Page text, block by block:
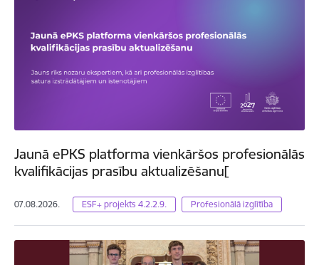
Jaunā ePKS platforma vienkāršos profesionālās
kvalifikācijas prasību aktualizēšanu[
07.08.2026. ESF+ projekts 4.2.2.9. Profesionālā izglītība